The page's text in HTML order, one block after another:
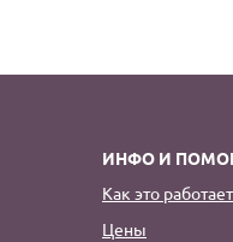
ИНФО И
Как это работает
Цены